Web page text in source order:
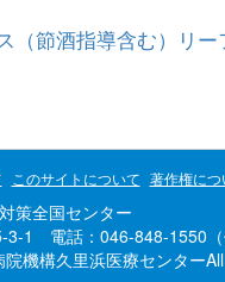
節酒指導含む）リー
このサイトについて 著作権につ
策全国センター
1 電話：046-848-1550
機構久里浜医療センター